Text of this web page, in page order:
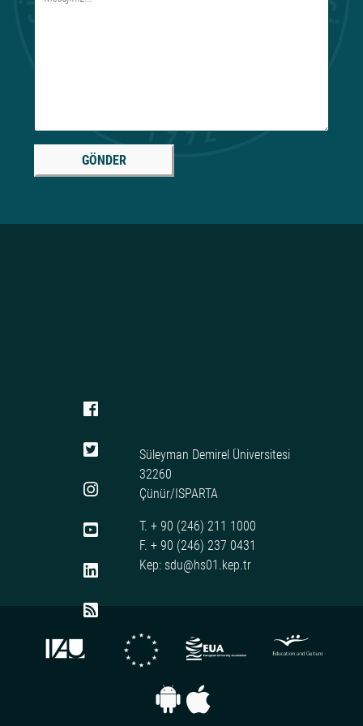
GÖNDER
Süleyman Demirel Üniversitesi
32260
Çünür/ISPARTA
T. + 90 (246) 211 1000
F. + 90 (246) 237 0431
Kep: sdu@hs01.kep.tr